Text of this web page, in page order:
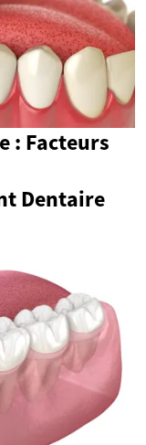
: Facteurs
Dentaire